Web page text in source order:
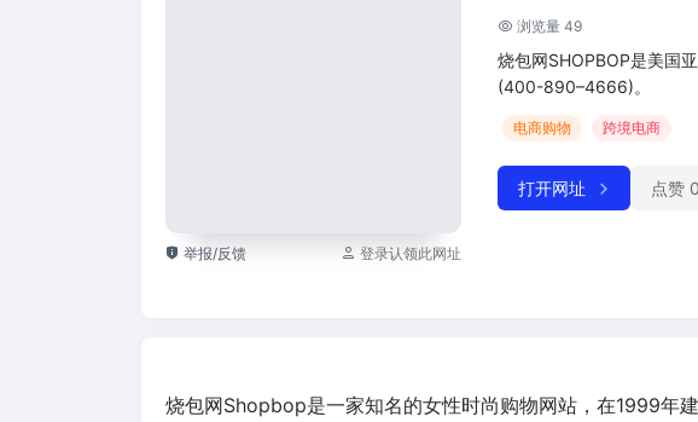
举报/反馈 登录认领此网址
浏览量 49
烧包网SHOPBOP是美国
(400-890–4666)。
电商购物 跨境电商
打开网址 点赞 0
烧包网Shopbop是一家知名的女性时尚购物网站，在1999年